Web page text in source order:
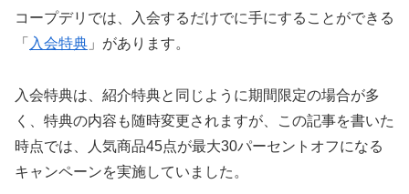
コープデリでは、入会するだけでに手にすることができる
「 入会特典 」があります。
入会特典は、紹介特典と同じように期間限定の場合が多
く、特典の内容も随時変更されますが、この記事を書いた
時点では、人気商品45点が最大30パーセントオフになる
キャンペーンを実施していました。